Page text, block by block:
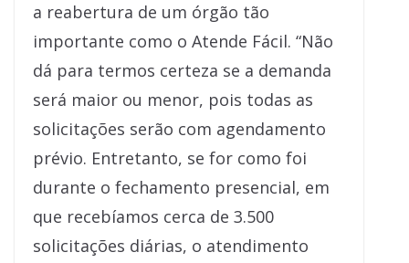
a reabertura de um órgão tão
importante como o Atende Fácil. “Não
dá para termos certeza se a demanda
será maior ou menor, pois todas as
solicitações serão com agendamento
prévio. Entretanto, se for como foi
durante o fechamento presencial, em
que recebíamos cerca de 3.500
solicitações diárias, o atendimento